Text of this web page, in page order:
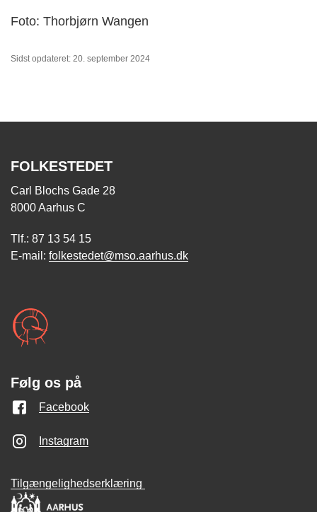
Foto: Thorbjørn Wangen
Sidst opdateret: 20. september 2024
FOLKESTEDET
Carl Blochs Gade 28
8000 Aarhus C
Tlf.: 87 13 54 15
E-mail: folkestedet@mso.aarhus.dk
Følg os på
Facebook
Instagram
Tilgængelighedserklæring